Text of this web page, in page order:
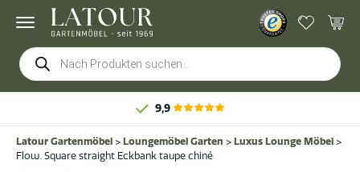
Products
search
9,9
Latour Gartenmöbel > Loungemöbel Garten > Luxus Lounge Möbel >
Flow. Square straight Eckbank taupe chiné